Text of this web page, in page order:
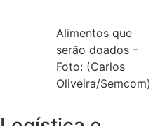
Alimentos que
serão doados –
Foto: (Carlos
Oliveira/Semcom)